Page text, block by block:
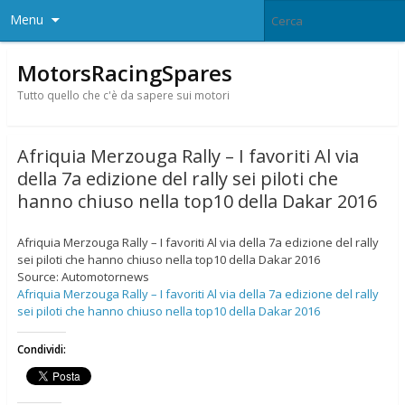
Menu
MotorsRacingSpares
Tutto quello che c'è da sapere sui motori
Afriquia Merzouga Rally – I favoriti Al via
della 7a edizione del rally sei piloti che
hanno chiuso nella top10 della Dakar 2016
Afriquia Merzouga Rally – I favoriti Al via della 7a edizione del rally
sei piloti che hanno chiuso nella top10 della Dakar 2016
Source: Automotornews
Afriquia Merzouga Rally – I favoriti Al via della 7a edizione del rally
sei piloti che hanno chiuso nella top10 della Dakar 2016
Condividi: